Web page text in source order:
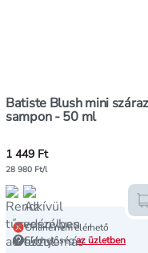
Batiste Blush mini száraz
sampon - 50 ml
1 449 Ft
28 980 Ft/l
Online nem elérhető
Elérhetőségaz üzletben